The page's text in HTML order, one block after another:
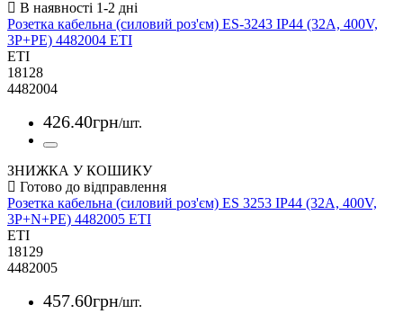
Розетка кабельна (силовий роз'єм) ES-3243 IP44 (32A, 400V,
3P+PE) 4482004 ETI
ETI
18128
4482004
426.40грн/шт.
ЗНИЖКА У КОШИКУ
Розетка кабельна (силовий роз'єм) ES 3253 IP44 (32A, 400V,
3P+N+PE) 4482005 ETI
ETI
18129
4482005
457.60грн/шт.